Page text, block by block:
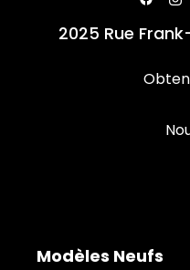
2025 Rue
Modèles Neufs